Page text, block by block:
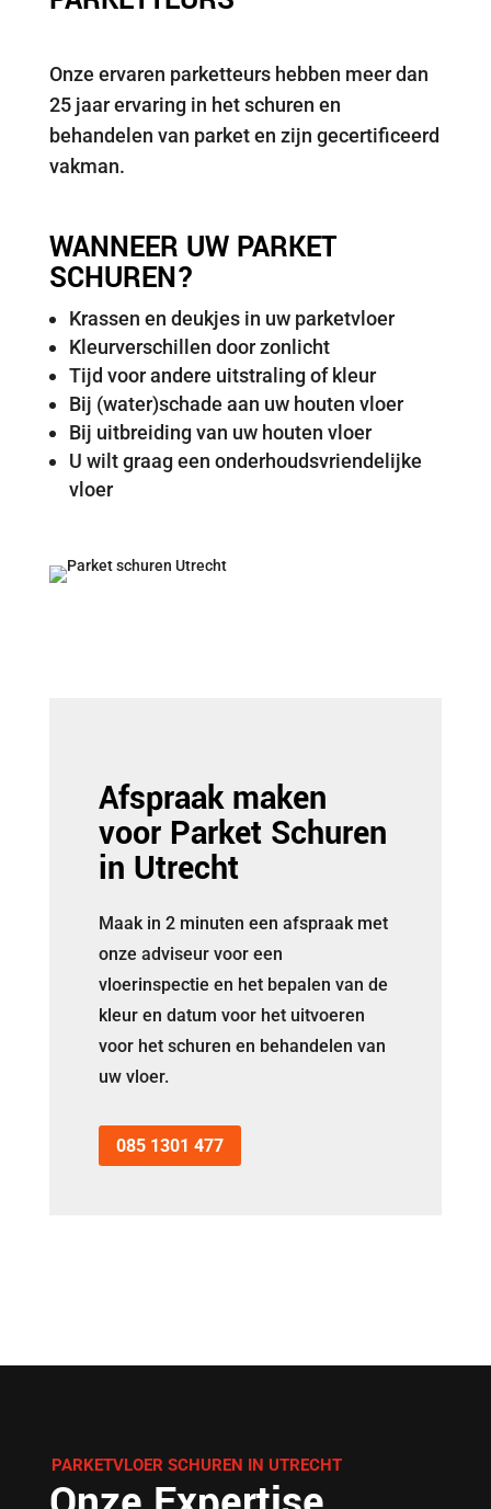
Onze ervaren parketteurs hebben meer dan
25 jaar ervaring in het schuren en
behandelen van parket en zijn gecertificeerd
vakman.
WANNEER UW PARKET
SCHUREN?
Krassen en deukjes in uw parketvloer
Kleurverschillen door zonlicht
Tijd voor andere uitstraling of kleur
Bij (water)schade aan uw houten vloer
Bij uitbreiding van uw houten vloer
U wilt graag een onderhoudsvriendelijke
vloer
Afspraak maken
voor Parket Schuren
in Utrecht
Maak in 2 minuten een afspraak met
onze adviseur voor een
vloerinspectie en het bepalen van de
kleur en datum voor het uitvoeren
voor het schuren en behandelen van
uw vloer.
085 1301 477
PARKETVLOER SCHUREN IN UTRECHT